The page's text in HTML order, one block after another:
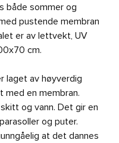
både sommer og
pustende membran
er av lettvekt, UV
cm.
laget av høyverdig
en membran.
og vann. Det gir en
og puter.
at det dannes